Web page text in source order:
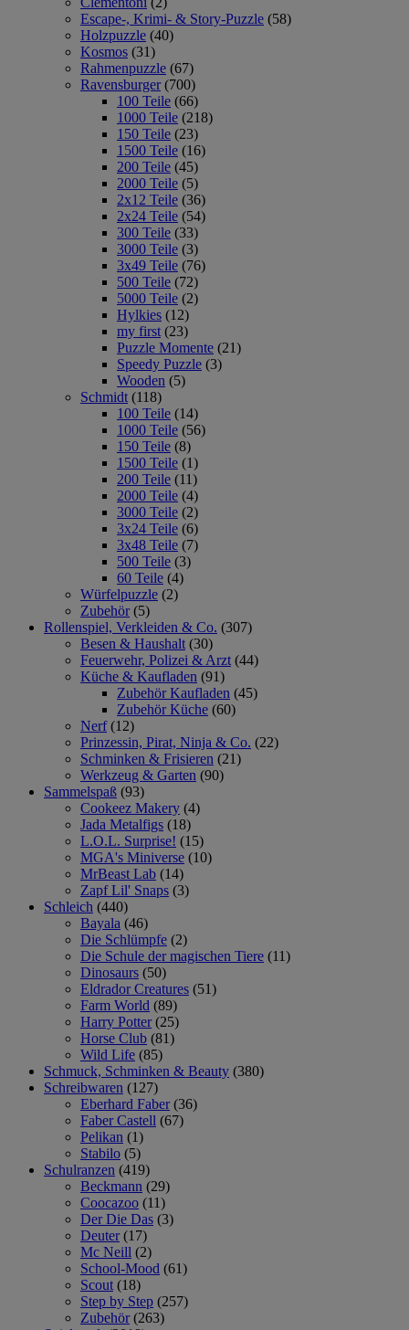
Escape-, Krimi- & Story-Puzzle (58)
Holzpuzzle (40)
Kosmos (31)
Rahmenpuzzle (67)
Ravensburger (700)
100 Teile (66)
1000 Teile (218)
150 Teile (23)
1500 Teile (16)
200 Teile (45)
2000 Teile (5)
2x12 Teile (36)
2x24 Teile (54)
300 Teile (33)
3000 Teile (3)
3x49 Teile (76)
500 Teile (72)
5000 Teile (2)
Hylkies (12)
my first (23)
Puzzle Momente (21)
Speedy Puzzle (3)
Wooden (5)
Schmidt (118)
100 Teile (14)
1000 Teile (56)
150 Teile (8)
1500 Teile (1)
200 Teile (11)
2000 Teile (4)
3000 Teile (2)
3x24 Teile (6)
3x48 Teile (7)
500 Teile (3)
60 Teile (4)
Würfelpuzzle (2)
Zubehör (5)
Rollenspiel, Verkleiden & Co. (307)
Besen & Haushalt (30)
Feuerwehr, Polizei & Arzt (44)
Küche & Kaufladen (91)
Zubehör Kaufladen (45)
Zubehör Küche (60)
Nerf (12)
Prinzessin, Pirat, Ninja & Co. (22)
Schminken & Frisieren (21)
Werkzeug & Garten (90)
Sammelspaß (93)
Cookeez Makery (4)
Jada Metalfigs (18)
L.O.L. Surprise! (15)
MGA's Miniverse (10)
MrBeast Lab (14)
Zapf Lil' Snaps (3)
Schleich (440)
Bayala (46)
Die Schlümpfe (2)
Die Schule der magischen Tiere (11)
Dinosaurs (50)
Eldrador Creatures (51)
Farm World (89)
Harry Potter (25)
Horse Club (81)
Wild Life (85)
Schmuck, Schminken & Beauty (380)
Schreibwaren (127)
Eberhard Faber (36)
Faber Castell (67)
Pelikan (1)
Stabilo (5)
Schulranzen (419)
Beckmann (29)
Coocazoo (11)
Der Die Das (3)
Deuter (17)
Mc Neill (2)
School-Mood (61)
Scout (18)
Step by Step (257)
Zubehör (263)